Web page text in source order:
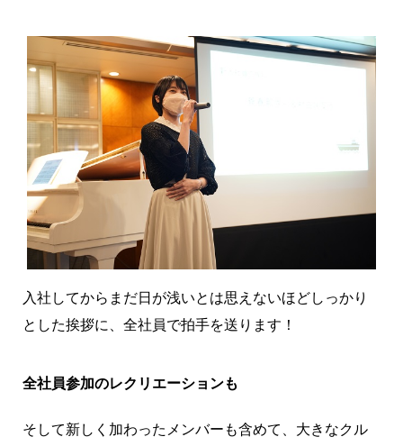
入社してからまだ日が浅いとは思えないほどしっかり
とした挨拶に、全社員で拍手を送ります！
全社員参加のレクリエーションも
そして新しく加わったメンバーも含めて、大きなクル